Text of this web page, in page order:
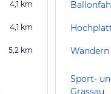
4,1 km
4,1 km
5,2 km
Sport-
Grassau